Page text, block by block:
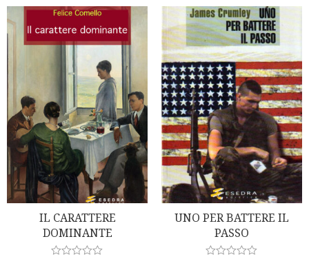
0
o
u
t
o
d
0
o
u
t
o
f
5
IL CARATTERE
DOMINANTE
UNO PER BATTERE IL
PASSO